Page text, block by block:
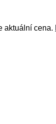
aktuální cena.